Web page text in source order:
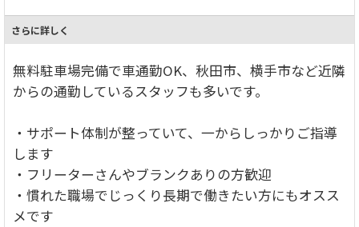
さらに詳しく
無料駐車場完備で車通勤OK、秋田市、横手市など近隣
からの通勤しているスタッフも多いです。
・サポート体制が整っていて、一からしっかりご指導
します
・フリーターさんやブランクありの方歓迎
・慣れた職場でじっくり長期で働きたい方にもオスス
メです